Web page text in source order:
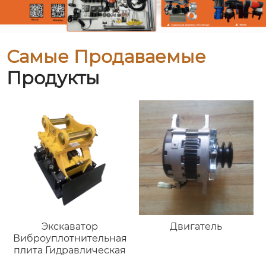
Самые Продаваемые
Продукты
Экскаватор
Виброуплотнительная
плита Гидравлическая
Двигатель